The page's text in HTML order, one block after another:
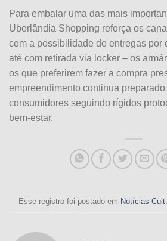
Para embalar uma das mais
Uberlândia Shopping reforça os
com a possibilidade de entregas por
até com retirada via locker – os
os que preferirem fazer a compra
empreendimento continua
consumidores seguindo rígidos
bem-estar.
Esse registro foi postado em Notícias Cult